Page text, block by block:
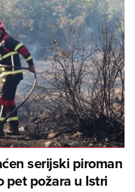
serijski piroman
pet požara u Istri